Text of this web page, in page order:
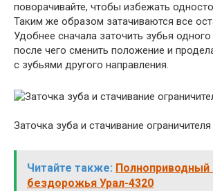
поворачивайте, чтобы избежать
Таким же образом затачиваются все
Удобнее сначала заточить зубья одного
после чего сменить положение и
с зубьями другого направления.
Заточка зуба и стачивание
Читайте также: Полноприводный
бездорожья Урал-4320